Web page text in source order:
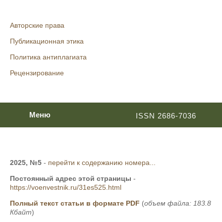
Авторские права
Публикационная этика
Политика антиплагиата
Рецензирование
ISSN 2686-7036
Меню
2025, №5 - перейти к содержанию номера...
Постоянный адрес этой страницы -
https://voenvestnik.ru/31es525.html
Полный текст статьи в формате PDF (объем файла: 183.8
Кбайт)